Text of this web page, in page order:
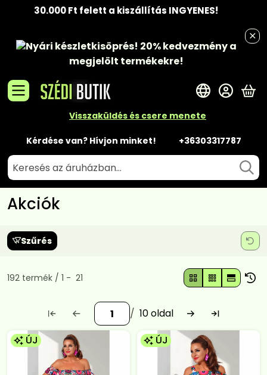
30.000 Ft felett a kiszállítás INGYENES!
Nyári készletkisöprés! 20% kedvezménya
megjelölt termékekre!
Visszaküldés és csere menete
Kérdése van? Hívjon minket! +36303317787
A
Akciók
Szűrés
Összes termék a kategóriában
192 termék 1 21
10
ÚJ
ÚJ